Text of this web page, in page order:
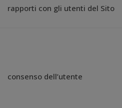
rapporti con gli utenti del Sito
consenso dell’utente